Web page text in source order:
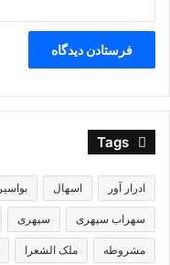
Tags
ادرار آور اسهال بواسیر
سهراب سپهری سپهری
مشروطه ملک الشعرا